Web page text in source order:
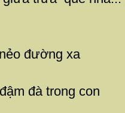
đường xa
đà trong con